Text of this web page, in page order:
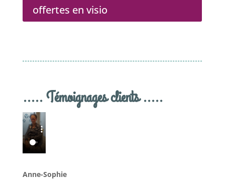
offertes en visio
..... Témoignages clients .....
Anne-Sophie